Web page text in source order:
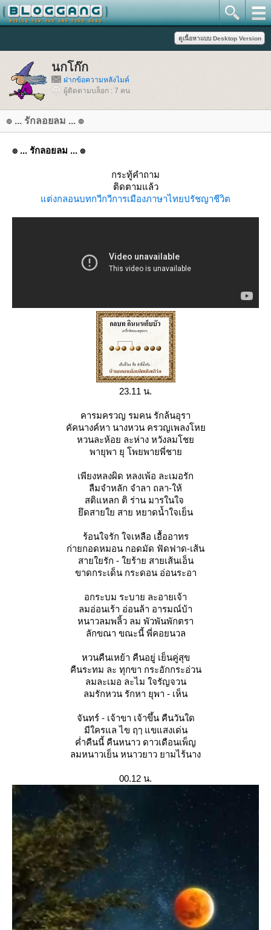
นกโก๊ก
ฝากข้อความหลังไมค์
ผู้ติดตามบล็อก : 7 คน
๏ ... รักลอยลม ... ๏
๏ ... รักลอยลม ... ๏
กระทู้คำถาม
ติดตามแล้ว
ต่งกลอนบทกวีกวีการเมืองภาษาไทปรัชญาชีวิต
23.11 น.
คารมครวญ รมคน รักล้นอุรา
คัคนางค์หา นางหวน ครวญเพลงโห
หวนละห้อย ละห่าง หวังลมโช
พายุพา ยุ โพยพายพี่ชา
เพียงหลงผิด หลงเพ้อ ละเมอรัก
ลืมจำหลัก จำลา ถลา-ให้
สติแหลก ติ ร่าน มารในใจ
ึดสายใย สาย หยาดน้ำใจเย็น
ร้อนใจรัก ใจเหลือ เอื้ออาทร
ก่ายกอดหมอน กอดมัด ฟัดฟาด-เส้น
สายใยรัก - ใยร้าย สายเส้นเอ็น
ขาดกระเด็น กระดอน อ่อนระอา
อกระบม ระบาย ละอายเจ้า
ลมอ่อนเร้า อ่อนล้า อารมณ์บ้า
หนาวลมพลิ้ว ลม พัวพันพักตรา
ลักขณา ขณะนี้ พี่คอยนวล
หวนคืนเหย้า คืนอยู่ เย็นคู่สุข
คืนระทม ละ ทุกขา กระอักกระอ่วน
ลมละเมอ ละไม ใจรัญจวน
ลมรักหวน รักหา ยุพา - เห็น
จันทร์ - เจ้าขา เจ้าขึ้น คืนวันใด
มีใครแล ไข ฤๅ แขแสงเด่น
ค่ำคืนนี้ คืนหนาว ดาวเดือนเพ็ญ
ลมหนาวเย็น หนาวยาว ยามไร้นาง
00.12 น.